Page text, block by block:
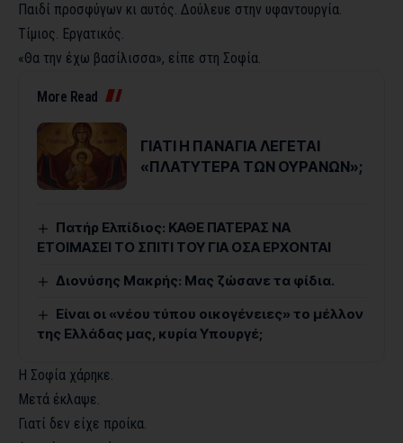
Παιδί προσφύγων κι αυτός. Δούλευε στην υφαντουργία.
Τίμιος. Εργατικός.
«Θα την έχω βασίλισσα», είπε στη Σοφία.
More Read
ΓΙΑΤΙ Η ΠΑΝΑΓΙΑ ΛΕΓΕΤΑΙ
«ΠΛΑΤΥΤΕΡΑ ΤΩΝ ΟΥΡΑΝΩΝ»;
Πατήρ Ελπίδιος: ΚΑΘΕ ΠΑΤΕΡΑΣ ΝΑ
ΕΤΟΙΜΑΣΕΙ ΤΟ ΣΠΙΤΙ ΤΟΥ ΓΙΑ ΟΣΑ ΕΡΧΟΝΤΑΙ
Διονύσης Μακρής: Μας ζώσανε τα φίδια.
Είναι οι «νέου τύπου οικογένειες» το μέλλον
της Ελλάδας μας, κυρία Υπουργέ;
Η Σοφία χάρηκε.
Μετά έκλαψε.
Γιατί δεν είχε προίκα.